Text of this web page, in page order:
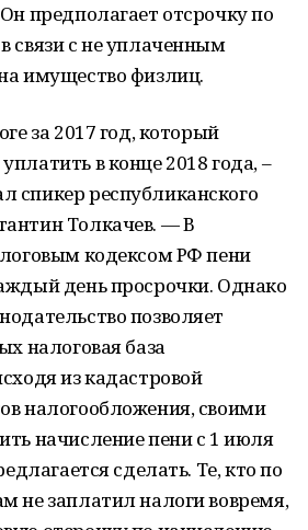
предполагает отсрочку по
связи с не уплаченным
имущество физлиц.
за 2017 год, который
в конце 2018 года, –
спикер республиканского
Толкачев. — В
кодексом РФ пени
день просрочки. Однако
позволяет
налоговая база
из кадастровой
налогообложения, своими
начисление пени с 1 июля
сделать. Те, кто по
не заплатил налоги вовремя,